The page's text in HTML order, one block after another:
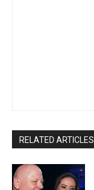
RELATED ARTICLES